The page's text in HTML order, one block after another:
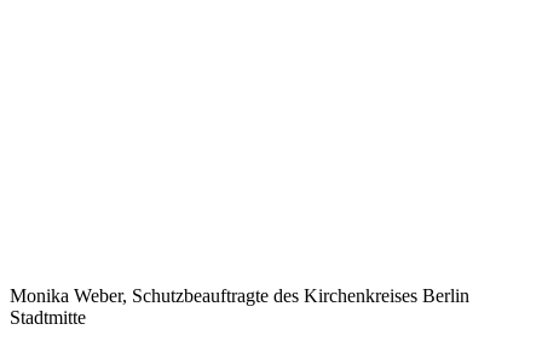
Monika Weber, Schutzbeauftragte des Kirchenkreises Berlin
Stadtmitte